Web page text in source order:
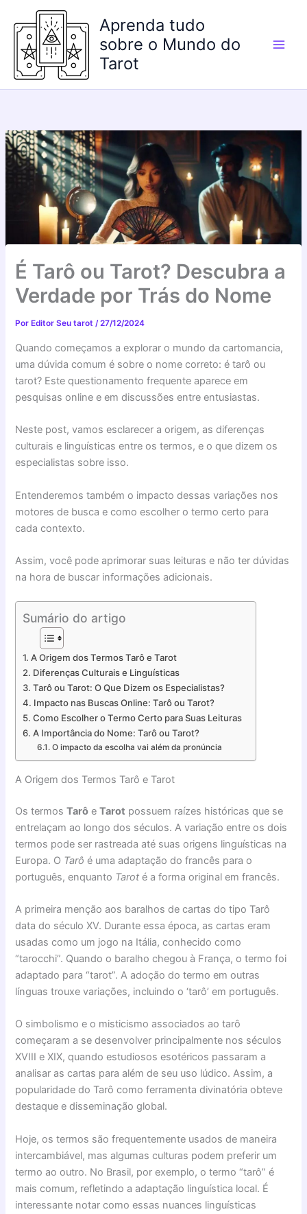
para
conteúdo
Aprenda tudo
sobre o Mundo do
Tarot
É Tarô ou Tarot? Descubra a
Verdade por Trás do Nome
Por Editor Seu tarot/27/12/2024
Quando começamos a explorar o mundo da cartomancia,
uma dúvida comum é sobre o nome correto: é tarô ou
tarot? Este questionamento frequente aparece em
pesquisas online e em discussões entre entusiastas.
Neste post, vamos esclarecer a origem, as diferenças
culturais e linguísticas entre os termos, e o que dizem os
especialistas sobre isso.
Entenderemos também o impacto dessas variações nos
motores de busca e como escolher o termo certo para
cada contexto.
Assim, você pode aprimorar suas leituras e não ter dúvidas
na hora de buscar informações adicionais.
Sumário do artigo
A Origem dos Termos Tarô e Tarot
Diferenças Culturais e Linguísticas
Tarô ou Tarot: O Que Dizem os Especialistas?
Impacto nas Buscas Online: Tarô ou Tarot?
Como Escolher o Termo Certo para Suas Leituras
A Importância do Nome: Tarô ou Tarot?
O impacto da escolha vai além da pronúncia
A Origem dos Termos Tarô e Tarot
Os termosTarô eTarot possuem raízes históricas que se
entrelaçam ao longo dos séculos. A variação entre os dois
termos pode ser rastreada até suas origens linguísticas na
Europa. O Tarô é uma adaptação do francês para o
português, enquanto Tarot é a forma original em francês.
A primeira menção aos baralhos de cartas do tipo Tarô
data do século XV. Durante essa época, as cartas eram
usadas como um jogo na Itália, conhecido como
“tarocchi”. Quando o baralho chegou à França, o termo foi
adaptado para “tarot”. A adoção do termo em outras
línguas trouxe variações, incluindo o ‘tarô’ em português.
O simbolismo e o misticismo associados ao tarô
começaram a se desenvolver principalmente nos séculos
XVIII e XIX, quando estudiosos esotéricos passaram a
analisar as cartas para além de seu uso lúdico. Assim, a
popularidade do Tarô como ferramenta divinatória obteve
destaque e disseminação global.
Hoje, os termos são frequentemente usados de maneira
intercambiável, mas algumas culturas podem preferir um
termo ao outro. No Brasil, por exemplo, o termo “tarô” é
mais comum, refletindo a adaptação linguística local. É
interessante notar como essas nuances linguísticas